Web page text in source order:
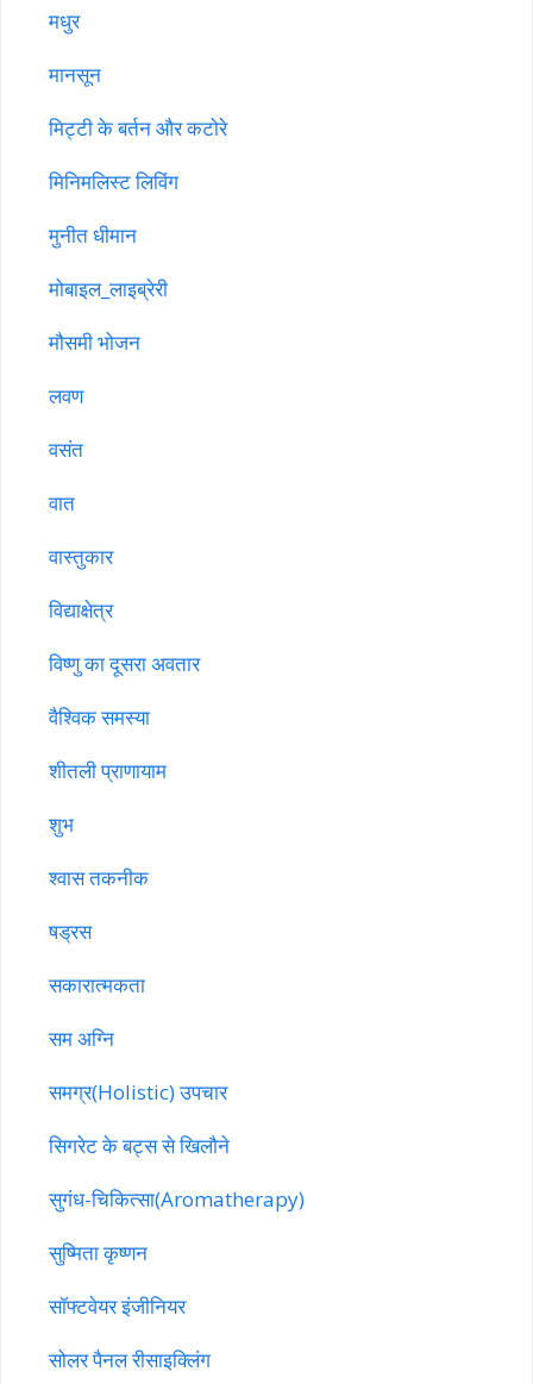
मधुर
मानसून
मिट्टी के बर्तन और कटोरे
मिनिमलिस्ट लिविंग
मुनीत धीमान
मोबाइल_लाइब्रेरी
मौसमी भोजन
लवण
वसंत
वात
वास्तुकार
विद्याक्षेत्र
विष्णु का दूसरा अवतार
वैश्विक समस्या
शीतली प्राणायाम
शुभ
श्वास तकनीक
षड्रस
सकारात्मकता
सम अग्नि
समग्र(Holistic) उपचार
सिगरेट के बट्स से खिलौने
सुगंध-चिकित्सा(Aromatherapy)
सुष्मिता कृष्णन
सॉफ्टवेयर इंजीनियर
सोलर पैनल रीसाइक्लिंग